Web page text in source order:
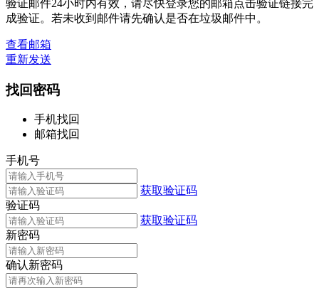
验证邮件24小时内有效，请尽快登录您的邮箱点击验证链接完
成验证。若未收到邮件请先确认是否在垃圾邮件中。
查看邮箱
重新发送
找回密码
手机找回
邮箱找回
手机号
获取验证码
验证码
获取验证码
新密码
确认新密码